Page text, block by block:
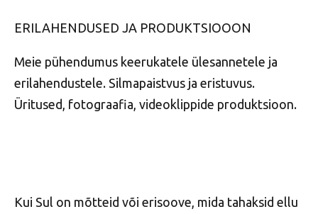
ERILAHENDUSED JA PRODUKTSIOOON
Meie pühendumus keerukatele ülesannetele ja
erilahendustele. Silmapaistvus ja eristuvus.
Üritused, fotograafia, videoklippide produktsioon.
Kui Sul on mõtteid või erisoove, mida tahaksid ellu